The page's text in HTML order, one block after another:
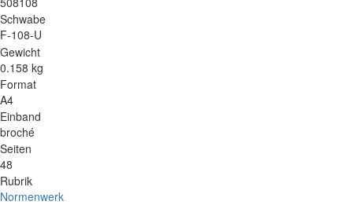
Schwabe
F-108-U
Gewicht
0.158 kg
Format
A4
Einband
broché
Seiten
48
Rubrik
Normenwerk